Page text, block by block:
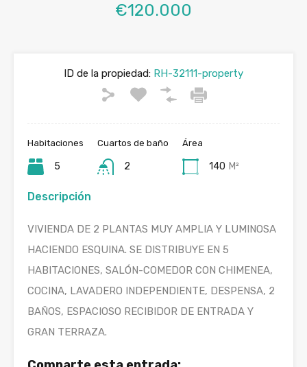
€120.000
ID de la propiedad: RH-32111-property
Habitaciones
5
Cuartos de baño
2
Área
140 M²
Descripción
VIVIENDA DE 2 PLANTAS MUY AMPLIA Y LUMINOSA
HACIENDO ESQUINA. SE DISTRIBUYE EN 5
HABITACIONES, SALÓN-COMEDOR CON CHIMENEA,
COCINA, LAVADERO INDEPENDIENTE, DESPENSA, 2
BAÑOS, ESPACIOSO RECIBIDOR DE ENTRADA Y
GRAN TERRAZA.